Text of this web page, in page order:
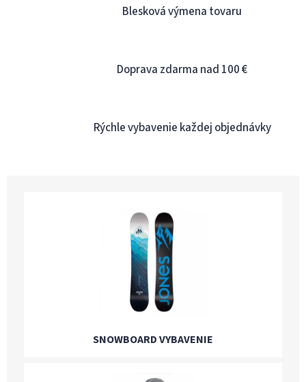
k
y
i
Blesková výmena tovaru
Doprava zdarma nad 100 €
Rýchle vybavenie každej objednávky
SNOWBOARD VYBAVENIE